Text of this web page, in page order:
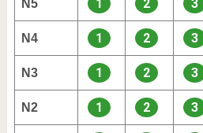
N5 1 2 3
N4 1 2 3
N3 1 2 3
N2 1 2 3